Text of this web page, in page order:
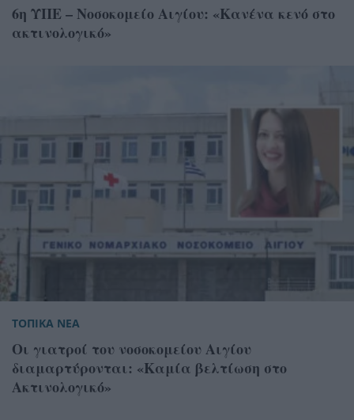
6η ΥΠΕ – Νοσοκομείο Αιγίου: «Κανένα κενό στο
ακτινολογικό»
ΤΟΠΙΚΑ ΝΕΑ
Οι γιατροί του νοσοκομείου Αιγίου
διαμαρτύρονται: «Καμία βελτίωση στο
Ακτινολογικό»